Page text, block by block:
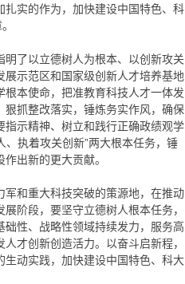
实的作为，加快建设中国特色、科
了以立德树人为根本、以创新攻关
示范区和国家级创新人才培养基地
本使命，把准教育科技人才一体发
抓整改落实，锤炼务实作风，确保
示精神、树立和践行正确政绩观学
、执着攻关创新”两大根本任务，锤
出新的更大贡献。
和重大科技突破的策源地，在推动
阶段，要坚守立德树人根本任务，
性、战略性领域持续发力，服务高
才创新创造活力。以奋斗启新程，
动实践，加快建设中国特色、科大